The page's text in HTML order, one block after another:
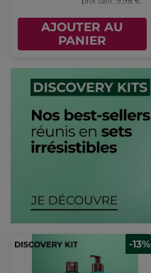
AJOUTER AU
PANIER
-13%